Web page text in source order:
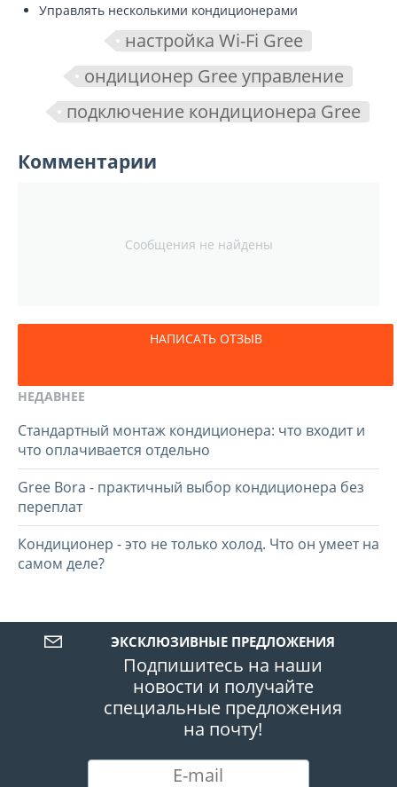
Управлять несколькими кондиционерами
настройка Wi-Fi Gree
ондиционер Gree управление
подключение кондиционера Gree
Комментарии
Сообщения не найдены
НАПИСАТЬ ОТЗЫВ
НЕДАВНЕЕ
Стандартный монтаж кондиционера: что входит и
что оплачивается отдельно
Gree Bora - практичный выбор кондиционера без
переплат
Кондиционер - это не только холод. Что он умеет на
самом деле?
ЭКСКЛЮЗИВНЫЕ ПРЕДЛОЖЕНИЯ
Подпишитесь на наши
новости и получайте
специальные предложения
на почту!